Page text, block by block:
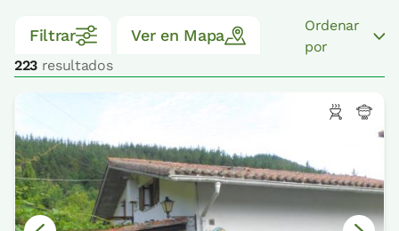
Filtrar Ver en Mapa
223 resultados
Ordenar
por